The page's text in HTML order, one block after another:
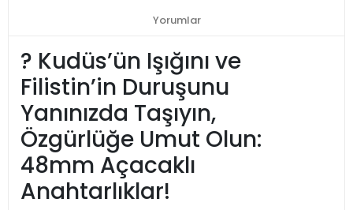
Yorumlar
? Kudüs’ün Işığını ve
Filistin’in Duruşunu
Yanınızda Taşıyın,
Özgürlüğe Umut Olun:
48mm Açacaklı
Anahtarlıklar!